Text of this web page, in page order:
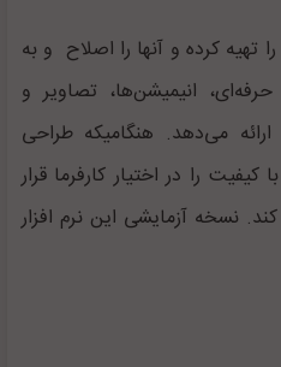
تهیه کرده و آنها را اصلاح و به
انیمیشن‌ها، تصاویر و
می‌دهد. هنگامیکه طراحی
را در اختیار کارفرما قرار
نسخه آزمایشی این نرم افزار